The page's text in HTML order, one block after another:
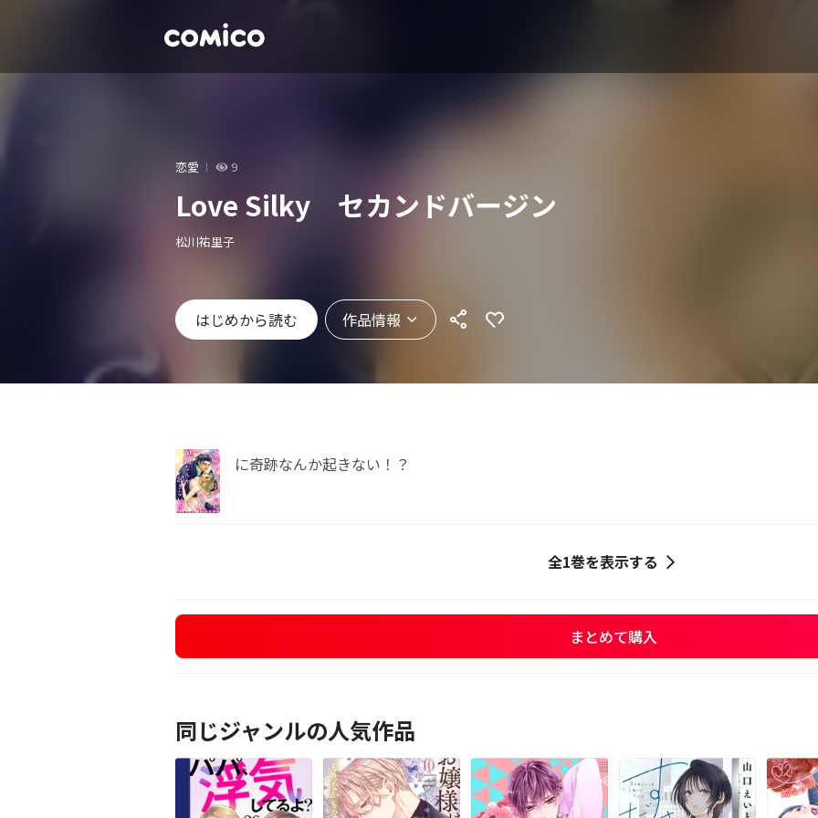
恋愛 9
Love Silky セカンドバージン
松川祐里子
はじめから読む 作品情報
に奇跡なんか起きない！？
全1巻を表示する
まとめて購入
同じジャンルの人気作品